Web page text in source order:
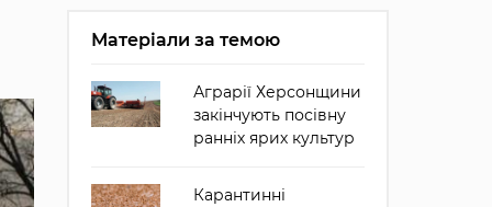
Матеріали за темою
Аграрії Херсонщини
закінчують посівну
ранніх ярих культур
Карантинні